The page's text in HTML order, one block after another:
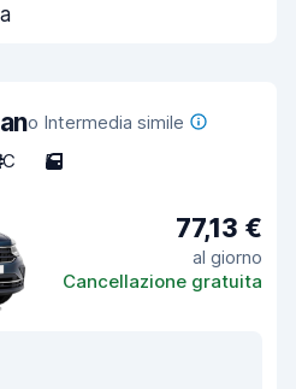
o Intermedia simile
5
77,13 €
al giorno
Cancellazione gratuita